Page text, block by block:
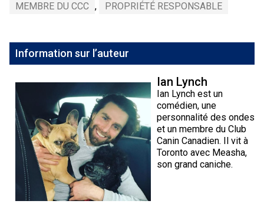
MEMBRE DU CCC , PROPRIÉTÉ RESPONSABLE
Information sur l’auteur
Ian Lynch
Ian Lynch est un
comédien, une
personnalité des ondes
et un membre du Club
Canin Canadien. Il vit à
Toronto avec Measha,
son grand caniche.